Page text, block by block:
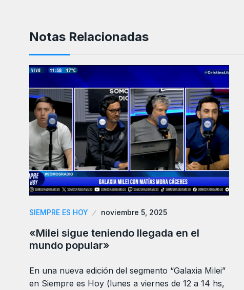
Notas Relacionadas
SIEMPRE ES HOY noviembre 5, 2025
«Milei sigue teniendo llegada en el
mundo popular»
En una nueva edición del segmento “Galaxia Milei”
en Siempre es Hoy (lunes a viernes de 12 a 14 hs,